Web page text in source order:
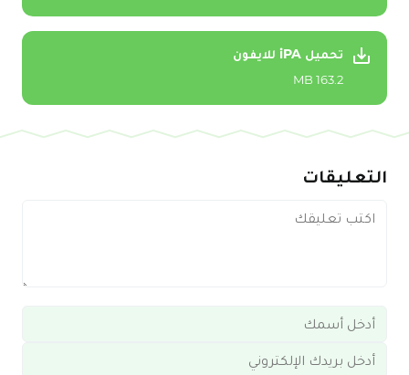
تحميل iPA للايفون
163.2 MB
التعليقات